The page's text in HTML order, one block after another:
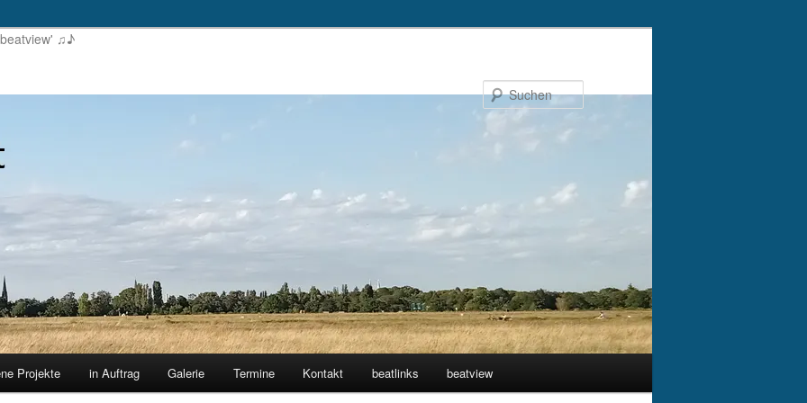
♫♪
Suchen
Projekte in Auftrag Galerie Termine Kontakt beatlinks beatview